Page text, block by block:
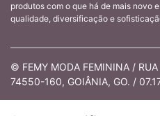
produtos com o que há de mais novo
qualidade, diversificação e
© FEMY MODA FEMININA /
74550-160, GOIÂNIA, GO. /